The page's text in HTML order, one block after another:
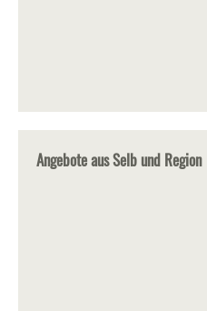
Angebote aus Selb und Region